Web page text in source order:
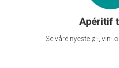
Apéritif
Se våre nyeste øl-, vin-